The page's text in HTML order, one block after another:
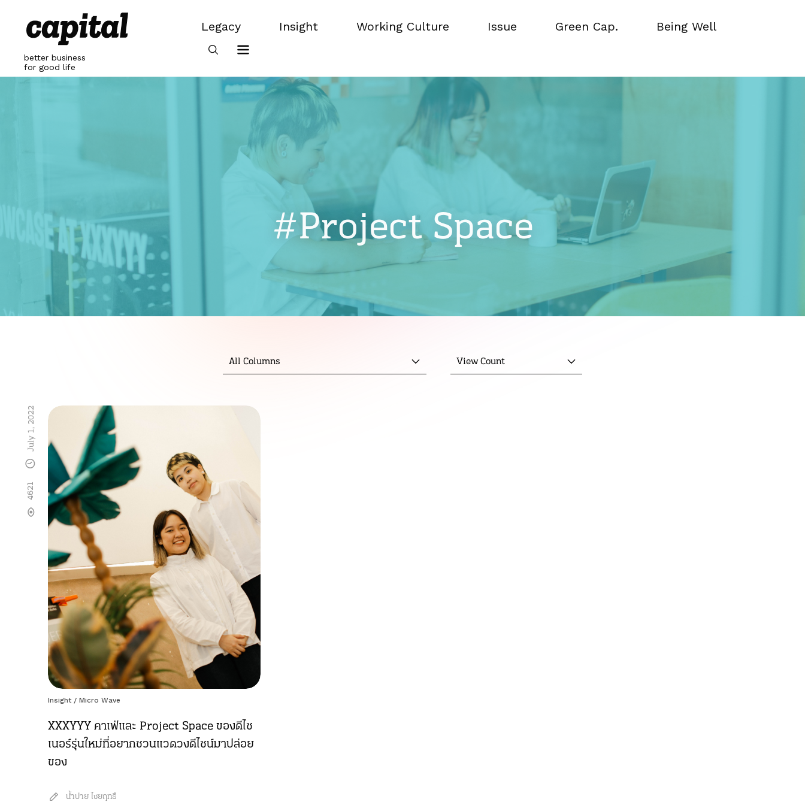
content
better business
for good life
Legacy
Legacy
Insight
Working Culture
Issue
Green Cap.
Being Well
#Project Space
All Columns View Count
Insight / Micro Wave
XXXYYY คาเฟ่และ Project Space ของดีไซ
เนอร์รุ่นใหม่ที่อยากชวนแวดวงดีไซน์มาปล่อย
ของ
น้ำปาย ไชยฤทธิ์
4621
July 1, 2022